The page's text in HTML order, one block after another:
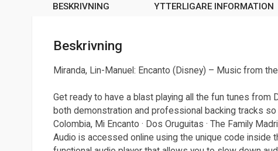
BESKRIVNING YTTERLIGARE INFORMATION
Beskrivning
Miranda, Lin-Manuel: Encanto (Disney) – Music from
Get ready to have a blast playing all the fun tunes
both demonstration and professional backing tracks
Colombia, Mi Encanto · Dos Oruguitas · The Family
Audio is accessed online using the unique code inside